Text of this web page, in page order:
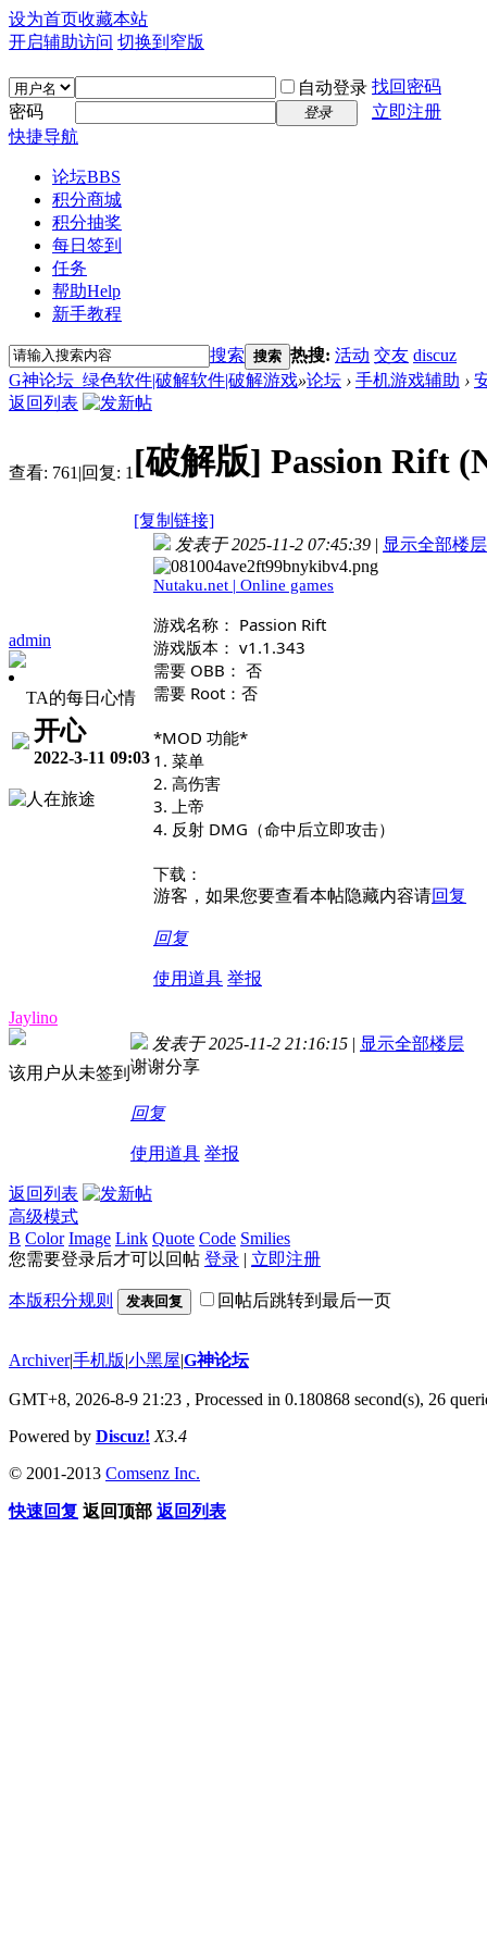
设为首页收藏本站
开启辅助访问 切换到窄版
自动登录 找回密码
密码
登录
立即注册
快捷导航
论坛BBS
积分商城
积分抽奖
每日签到
任务
帮助Help
新手教程
搜索 搜索 热搜: 活动 交友 discuz
G神论坛_绿色软件|破解软件|破解游戏»论坛 › 手机游戏辅助 ›
返回列表
查看: 761 |回复: 1 [破解版] Passion Rift
[复制链接]
admin
TA的每日心情
开心
2022-3-11 09:03
发表于 2025-11-2 07:45:39 | 显示全部楼层
Nutaku.net | Online games
游戏名称： Passion Rift
游戏版本： v1.1.343
需要 OBB： 否
需要 Root：否
*MOD 功能*
1. 菜单
2. 高伤害
3. 上帝
4. 反射 DMG（命中后立即攻击）
下载：
游客，如果您要查看本帖隐藏内容请回复
回复
使用道具 举报
Jaylino
该用户从未签到
发表于 2025-11-2 21:16:15 | 显示全部楼层
谢谢分享
回复
使用道具 举报
返回列表
高级模式
B Color Image Link Quote Code Smilies
您需要登录后才可以回帖 登录 | 立即注册
本版积分规则 发表回复 回帖后跳转到最后一页
Archiver|手机版|小黑屋|G神论坛
GMT+8, 2026-8-9 21:23 , Processed in 0.180868 second(s), 26
Powered by Discuz! X3.4
© 2001-2013 Comsenz Inc.
快速回复 返回顶部 返回列表